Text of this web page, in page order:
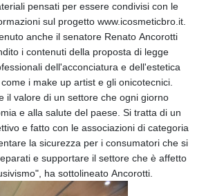
pensati per essere condivisi con le
sul progetto www.icosmeticbro.it.
anche il senatore Renato Ancorotti
i contenuti della proposta di legge
dell'acconciatura e dell'estetica
i make up artist e gli onicotecnici.
il valore di un settore che ogni giorno
e alla salute del paese. Si tratta di un
e fatto con le associazioni di categoria
la sicurezza per i consumatori che si
e supportare il settore che è affetto
ha sottolineato Ancorotti.